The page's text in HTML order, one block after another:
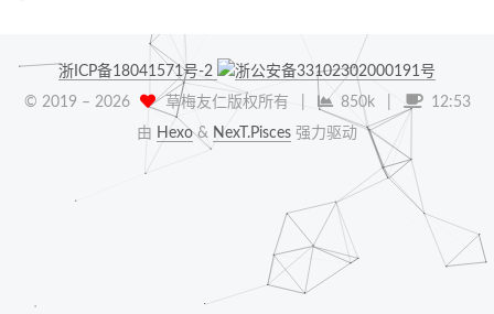
浙ICP备18041571号-2
浙公安备33102302000191号
© 2019 – 2026 草梅友仁版权所有 850k
12:53
由 Hexo& NexT.Pisces 强力驱动